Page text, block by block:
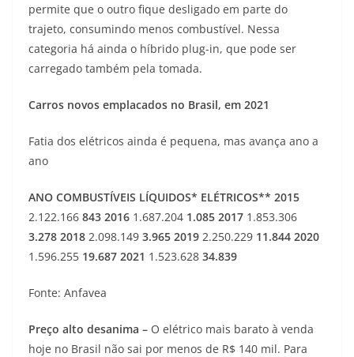
permite que o outro fique desligado em parte do
trajeto, consumindo menos combustível. Nessa
categoria há ainda o híbrido plug-in, que pode ser
carregado também pela tomada.
Carros novos emplacados no Brasil, em 2021
Fatia dos elétricos ainda é pequena, mas avança ano a
ano
ANO COMBUSTÍVEIS LÍQUIDOS* ELÉTRICOS** 2015
2.122.166 843 2016 1.687.204 1.085 2017 1.853.306
3.278 2018 2.098.149 3.965 2019 2.250.229 11.844 2020
1.596.255 19.687 2021 1.523.628 34.839
Fonte: Anfavea
Preço alto desanima – O elétrico mais barato à venda
hoje no Brasil não sai por menos de R$ 140 mil. Para